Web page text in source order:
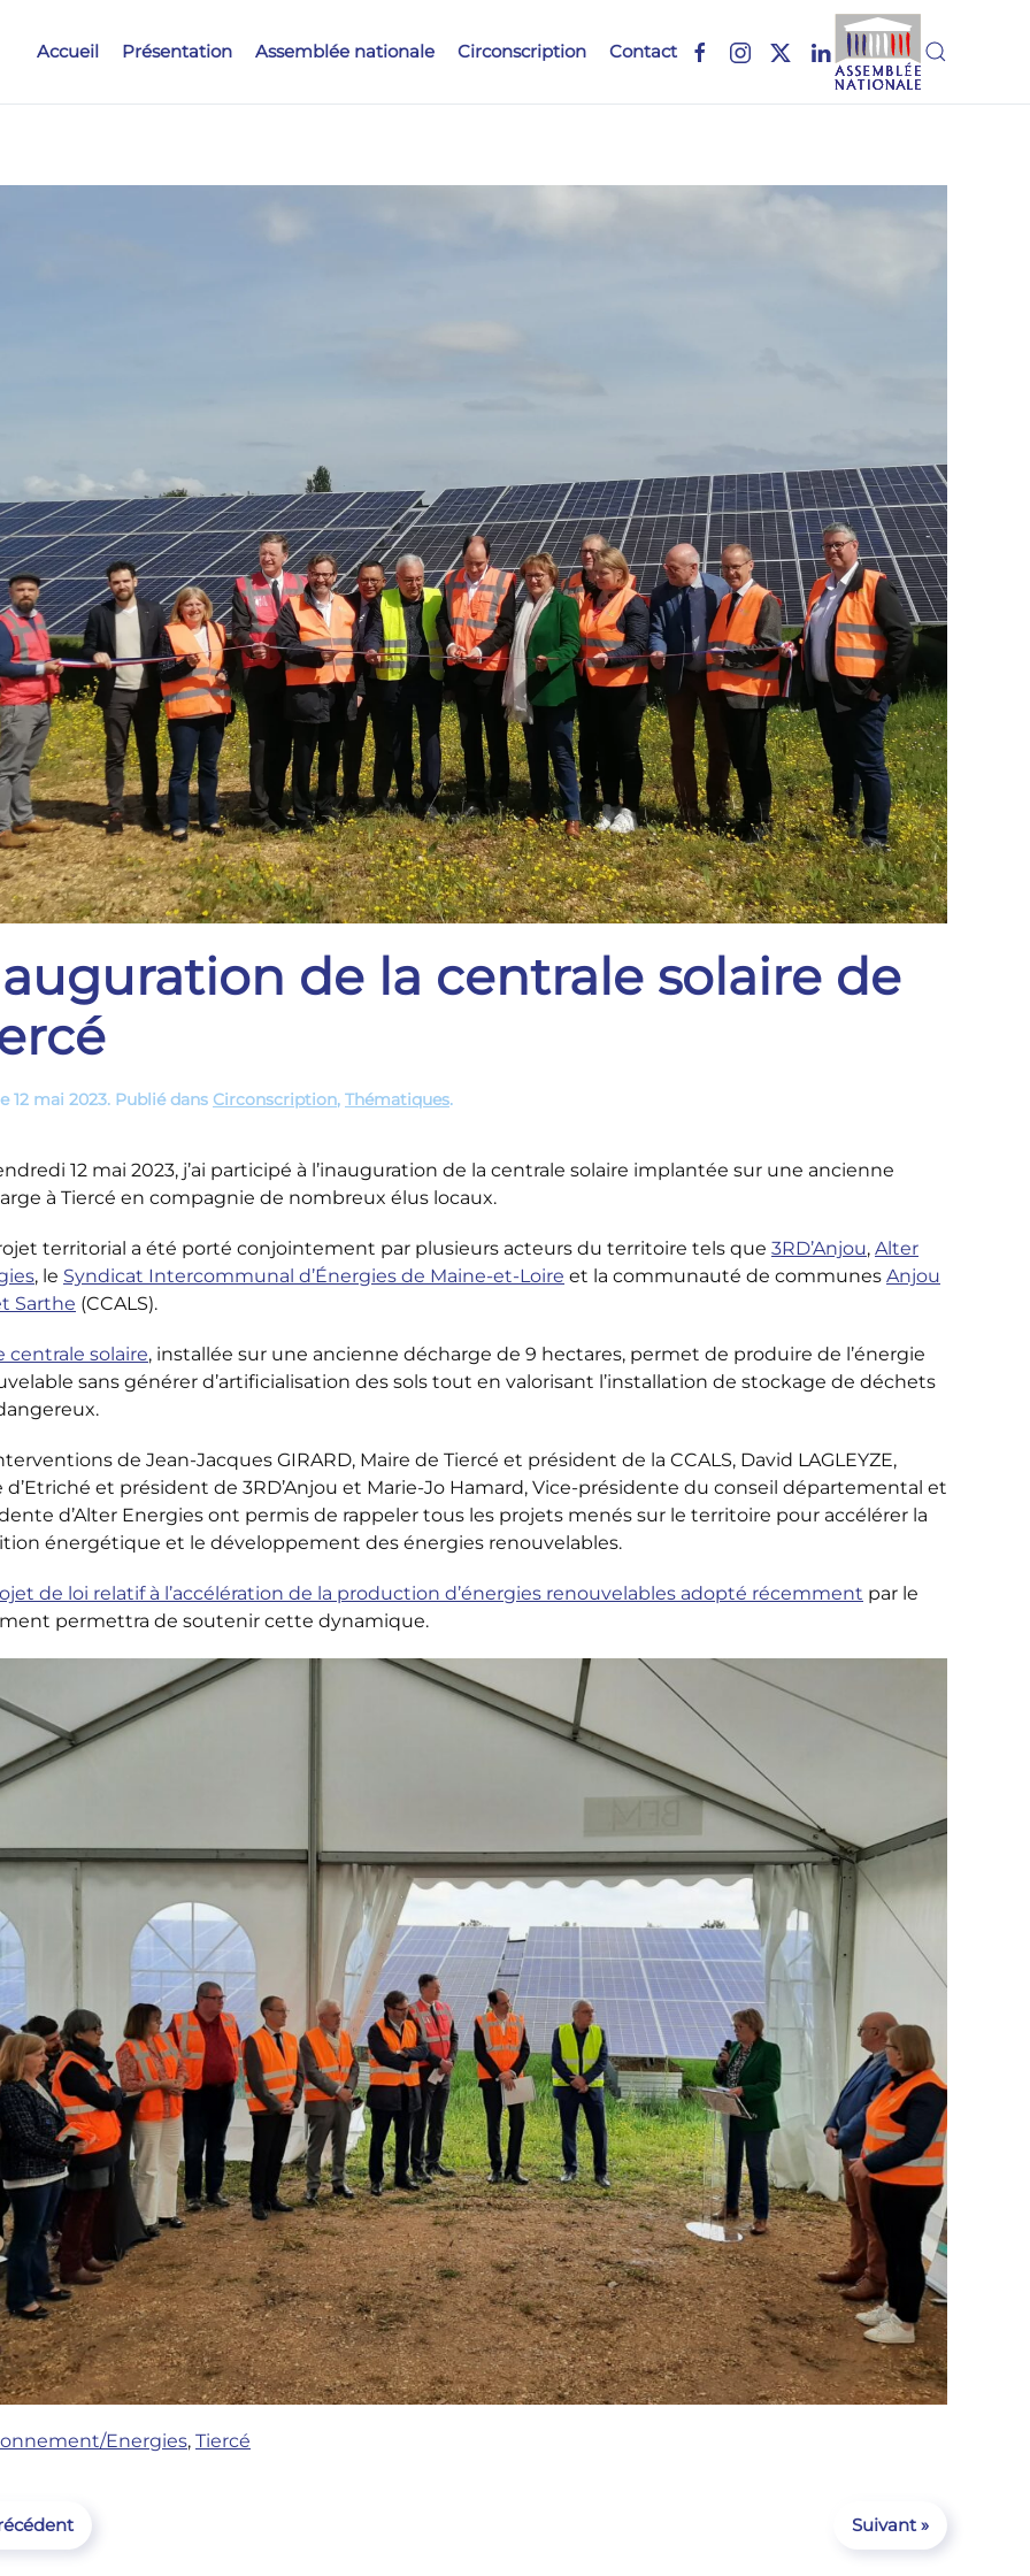
Accueil Présentation Assemblée nationale Circonscription Contact
de la centrale solaire de
12 mai 2023. Publié dans Circonscription, Thématiques.
12 mai 2023, j’ai participé à l’inauguration de la centrale solaire implantée sur une ancienne
à Tiercé en compagnie de nombreux élus locaux.
territorial a été porté conjointement par plusieurs acteurs du territoire tels que 3RD’Anjou, Alter
, le Syndicat Intercommunal d’Énergies de Maine-et-Loire et la communauté de communes Anjou
Sarthe (CCALS).
centrale solaire, installée sur une ancienne décharge de 9 hectares, permet de produire de l’énergie
sans générer d’artificialisation des sols tout en valorisant l’installation de stockage de déchets
de Jean-Jacques GIRARD, Maire de Tiercé et président de la CCALS, David LAGLEYZE,
d’Etriché et président de 3RD’Anjou et Marie-Jo Hamard, Vice-présidente du conseil départemental et
d’Alter Energies ont permis de rappeler tous les projets menés sur le territoire pour accélérer la
énergétique et le développement des énergies renouvelables.
de loi relatif à l’accélération de la production d’énergies renouvelables adopté récemment par le
permettra de soutenir cette dynamique.
Energies, Tiercé
Suivant »